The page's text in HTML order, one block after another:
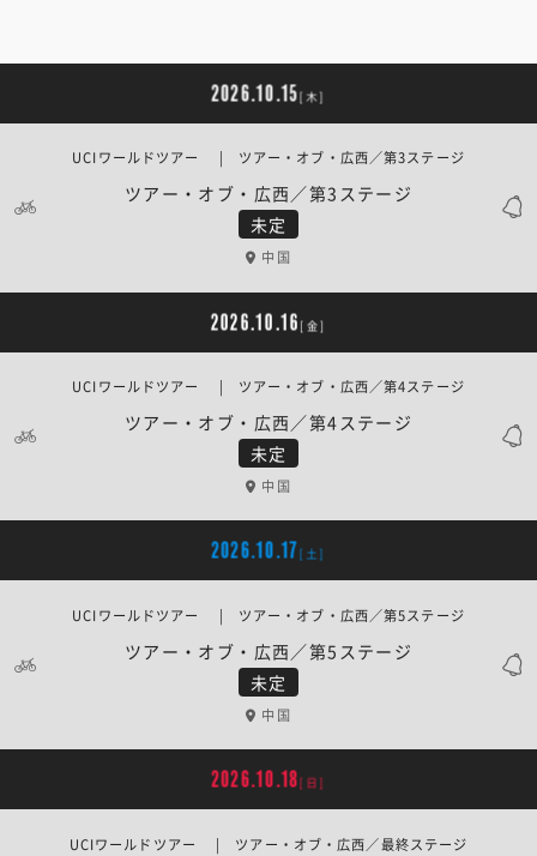
2026.10.15[木]
未定
ツアー・オブ・広西／第3ステージ
UCIワールドツアー | ツアー・オブ・広西／第3ステージ
中国
2026.10.16 [金]
未定
ツアー・オブ・広西／第4ステージ
UCIワールドツアー | ツアー・オブ・広西／第4ステージ
中国
2026.10.17[土]
未定
ツアー・オブ・広西／第5ステージ
UCIワールドツアー | ツアー・オブ・広西／第5ステージ
中国
2026.10.18[日]
UCIワールドツアー | ツアー・オブ・広西／最終ステージ